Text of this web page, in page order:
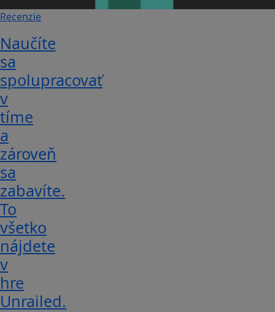
Recenzie
Naučíte
sa
spolupracovať
v
tíme
a
zároveň
sa
zabavíte.
To
všetko
nájdete
v
hre
Unrailed.